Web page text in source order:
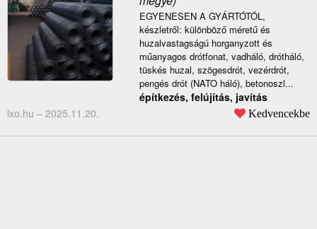
EGYENESEN A GYÁRTÓTÓL,
készletről: különböző méretű és
huzalvastagságú horganyzott és
műanyagos drótfonat, vadháló, drótháló,
tüskés huzal, szögesdrót, vezérdrót,
pengés drót (NATO háló), betonoszl...
építkezés, felújítás, javítás
lxo.hu – 2025.11.20. Kedvencekbe